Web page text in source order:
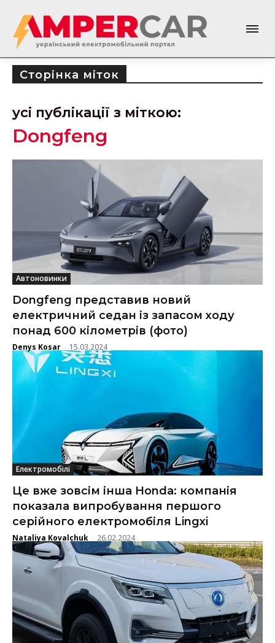
Сторінка міток
усі публікації з міткою:
Dongfeng
Автоновинки
Dongfeng представив новий
електричний седан із запасом ходу
понад 600 кілометрів (фото)
Denys Kosar - 15.03.2024
Електромобілі
Це вже зовсім інша Honda: компанія
показала випробування першого
серійного електромобіля Lingxi
Nataliya Kovalchuk - 26.02.2024